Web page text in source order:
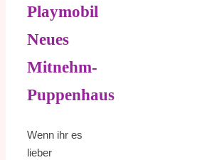
Playmobil
Neues
Mitnehm-
Puppenhaus
Wenn ihr es
lieber